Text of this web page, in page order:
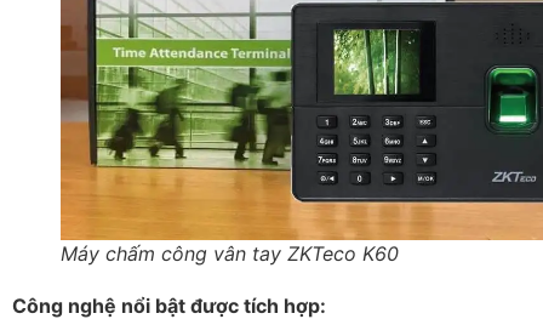
Máy chấm công vân tay ZKTeco K60
Công nghệ nổi bật được tích hợp: